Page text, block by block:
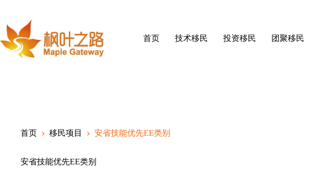
content
首页
技术移民 投资移民 团聚移民
首页 移民项目 安省技能优先EE类别
安省技能优先EE类别